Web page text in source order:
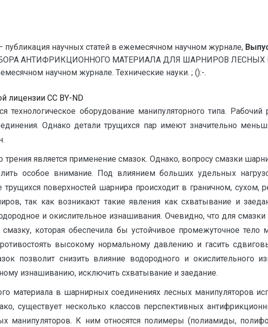
научных статей в ежемесячном научном журнале,
АНТИФРИКЦИОННОГО МАТЕРИАЛА ДЛЯ ШАРНИРОВ ЛЕСНЫХ
научном журнале. Технические науки. ; ():-.
лицензии CC BY-ND
оборудование манипуляторного типа. Рабочий
Однако детали трущихся пар имеют значительно
является применение смазок. Однако, вопросу смазки
особое внимание. Под влиянием больших удельных
поверхностей шарнира происходит в граничном,
так как возникают такие явления как схватывание и
и окислительное изнашивания. Очевидно, что для
которая обеспечила бы устойчивое промежуточное тело
высокому нормальному давлению и гасить
позволит снизить влияние водородного и окислительного
изнашиванию, исключить схватывание и заедание.
материала в шарнирных соединениях лесных манипуляторов
существует несколько классов перспективных
манипуляторов. К ним относятся полимеры (полиамиды,